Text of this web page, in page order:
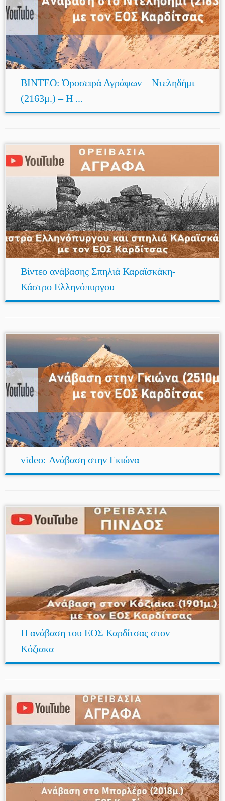
ΒΙΝΤΕΟ: Όροσειρά Αγράφων – Ντεληδήμι
(2163μ.) – Η ...
Βίντεο ανάβασης Σπηλιά Καραϊσκάκη-
Κάστρο Ελληνόπυργου
video: Ανάβαση στην Γκιώνα
Η ανάβαση του ΕΟΣ Καρδίτσας στον
Κόζιακα